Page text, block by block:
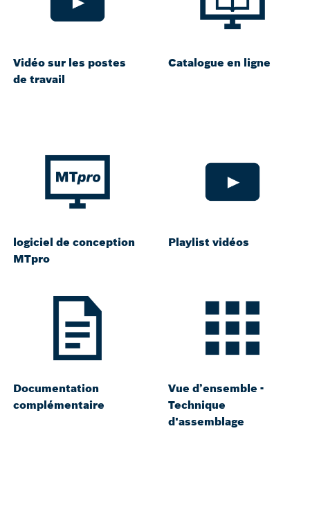
Vidéo sur les postes
de travail
Catalogue en ligne
logiciel de conception
MTpro
Playlist vidéos
Documentation
complémentaire
Vue d’ensemble -
Technique
d'assemblage